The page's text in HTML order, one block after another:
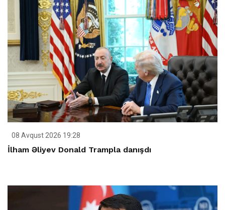
08 Avqust 2026 19:28
İlham Əliyev Donald Trampla danışdı